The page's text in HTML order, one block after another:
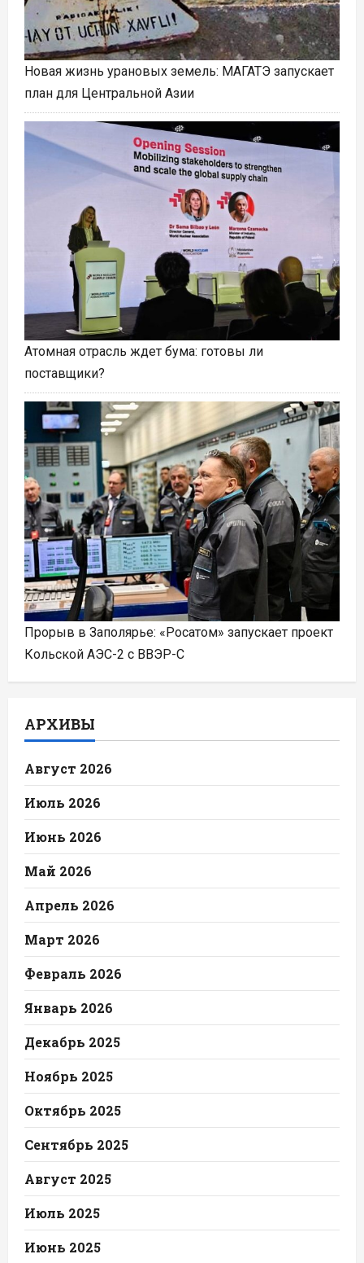
Новая жизнь урановых земель: МАГАТЭ запускает
план для Центральной Азии
Атомная отрасль ждет бума: готовы ли
поставщики?
Прорыв в Заполярье: «Росатом» запускает проект
Кольской АЭС-2 с ВВЭР-С
АРХИВЫ
Август 2026
Июль 2026
Июнь 2026
Май 2026
Апрель 2026
Март 2026
Февраль 2026
Январь 2026
Декабрь 2025
Ноябрь 2025
Октябрь 2025
Сентябрь 2025
Август 2025
Июль 2025
Июнь 2025